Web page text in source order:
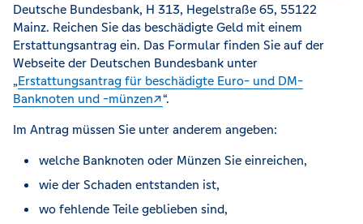
Deutsche Bundesbank, H 313, Hegelstraße 65, 55122
Mainz. Reichen Sie das beschädigte Geld mit einem
Erstattungsantrag ein. Das Formular finden Sie auf der
Webseite der Deutschen Bundesbank unter
„Erstattungsantrag für beschädigte Euro- und DM-
Banknoten und -münzen
“.
Im Antrag müssen Sie unter anderem angeben:
welche Banknoten oder Münzen Sie einreichen,
wie der Schaden entstanden ist,
wo fehlende Teile geblieben sind,